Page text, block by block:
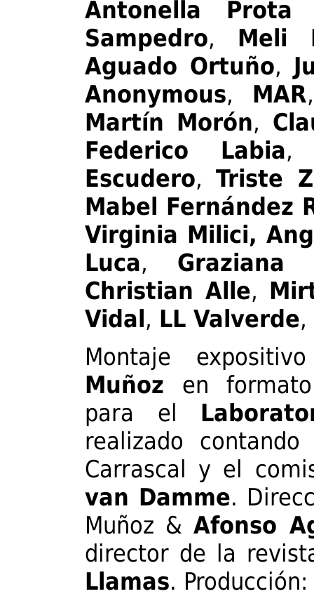
Antonella Prota
Sampedro, Meli
Aguado Ortuño,
Anonymous, MAR
Martín Morón,
Federico Labia
Escudero,Triste
Mabel Fernández
Virginia Milici,
Luca, Graziana
Christian Alle,
Vidal, LL Valverde,
Montaje
Muñoz en
para el
realizado
Carrascal y el
van Damme.
Muñoz &Afonso
director de la
Llamas. Producción: